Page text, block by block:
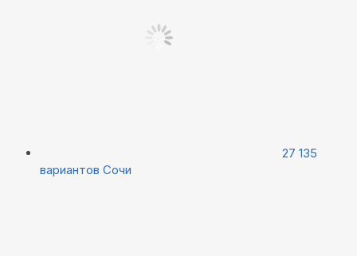
27 135
вариантов Сочи